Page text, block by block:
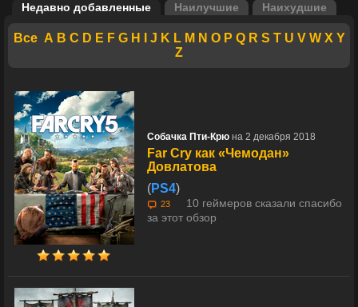
Недавно добавленные Наилучшие Наихудшие
Все A B C D E F G H J K L M N O P Q R S T U V W X Y
Z
Собачка Пти-Крю на 2 декабря 2018
Far Cry как «Чемодан»
Довлатова
(PS4)
23
10 геймеров сказали спасибо
за этот обзор